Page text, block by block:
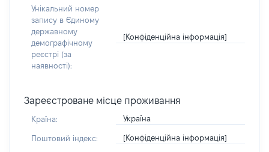
Унікальний номер
запису в Єдиному
державному
демографічному
реєстрі (за
наявності):
[Конфіденційна інформація]
Зареєстроване місце проживання
Країна: Україна
Поштовий індекс: [Конфіденційна інформація]